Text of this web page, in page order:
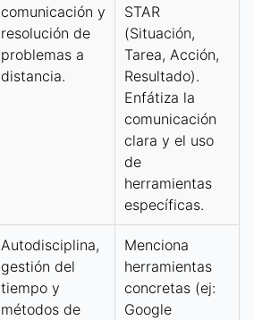
comunicación y
resolución de
problemas a
distancia.
STAR
(Situación,
Tarea, Acción,
Resultado).
Enfátiza la
comunicación
clara y el uso
de
herramientas
específicas.
Autodisciplina,
gestión del
tiempo y
métodos de
Menciona
herramientas
concretas (ej:
Google